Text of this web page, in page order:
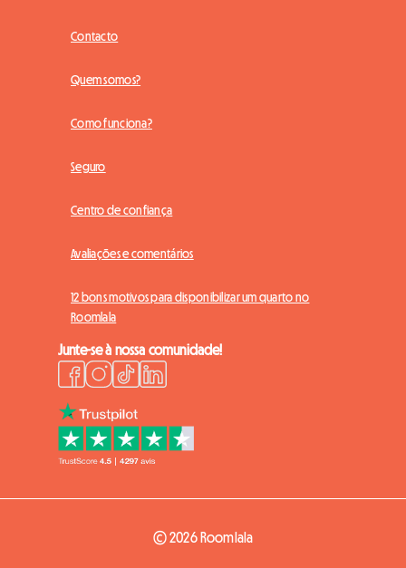
Contacto
Quem somos?
Como funciona?
Seguro
Centro de confiança
Avaliações e comentários
12 bons motivos para disponibilizar um quarto no
Roomlala
Junte-se à nossa comunidade!
© 2026 Roomlala